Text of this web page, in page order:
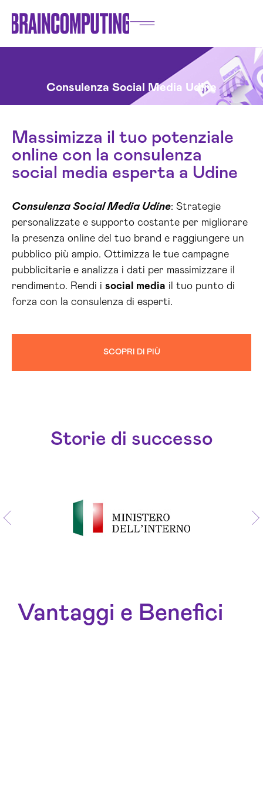
Consulenza Social Media Udine
Massimizza il tuo potenziale
online con la consulenza
social media esperta a Udine
Consulenza Social Media Udine: Strategie
personalizzate e supporto costante per migliorare
la presenza online del tuo brand e raggiungere un
pubblico più ampio. Ottimizza le tue campagne
pubblicitarie e analizza i dati per massimizzare il
rendimento. Rendi i social media il tuo punto di
forza con la consulenza di esperti.
SCOPRI DI PIÙ
Storie di successo
Vantaggi e Benefici